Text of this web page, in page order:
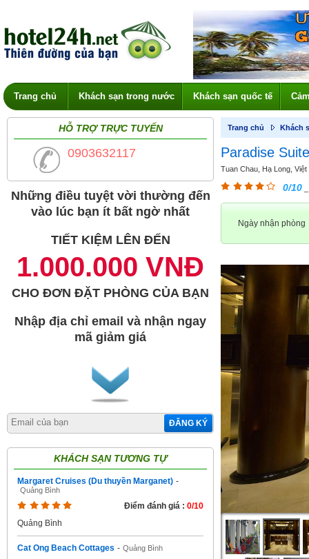
Trang chủ Khách sạn trong nước Khách sạn quốc tế
HỖ TRỢ TRỰC TUYẾN
0903632117
Những điều tuyệt vời thường đến
vào lúc bạn ít bất ngờ nhất
TIẾT KIỆM LÊN ĐẾN
1.000.000 VNĐ
CHO ĐƠN ĐẶT PHÒNG CỦA BẠN
Nhập địa chỉ email và nhận ngay
mã giảm giá
ĐĂNG KÝ
KHÁCH SẠN TƯƠNG TỰ
Margaret Cruises (Du thuyền Marganet) -
Quảng Bình
Điểm đánh giá : 0/10
Quảng Bình
Cat Ong Beach Cottages - Quảng Bình
Trang chủ Khách
Paradise
Tuan Chau, Hạ Long,
0/10
Ngày nhận phòng